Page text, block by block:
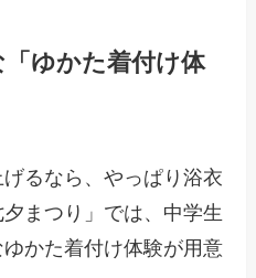
ゆかた着付け体
るなら、やっぱり浴衣
まつり」では、中学生
かた着付け体験が用意